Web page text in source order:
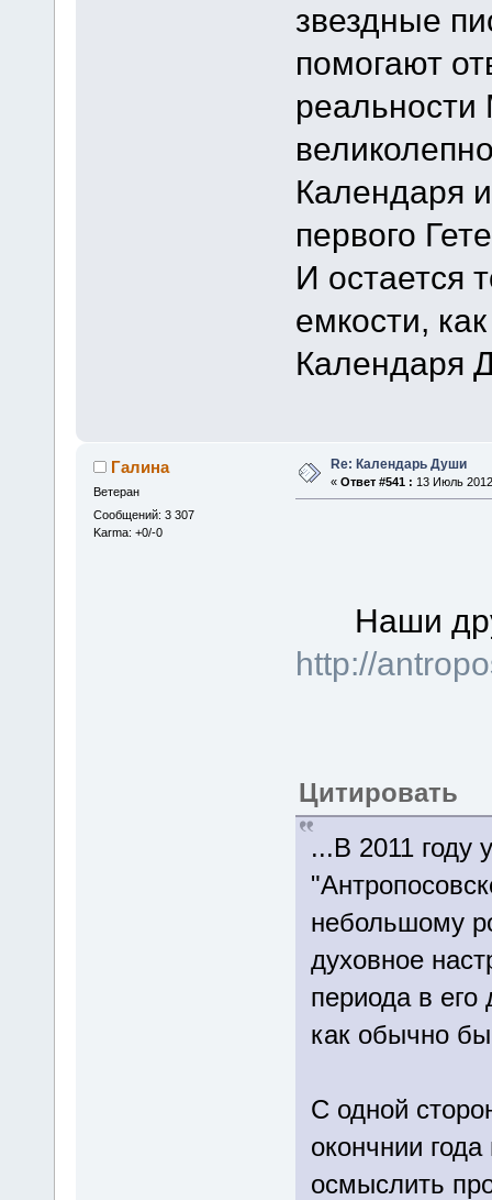
звездные
помогают
реальности
Календаря
первого
И остается
емкости,
Календаря
Галина
Ветеран
Сообщений: 3 307
Karma: +0/-0
Re: Календарь Души
« Ответ #541 : 13 Июль
Наши
http://
Цитировать
...В 2011 году
небольшому
духовное
периода в
как обычно
С одной
окончнии
осмыслить